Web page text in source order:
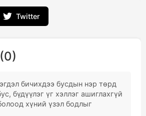
Twitter
бичихдээ бусдын нэр төрд
бүдүүлэг үг хэллэг ашиглахгүй
хүний үзэл бодлыг